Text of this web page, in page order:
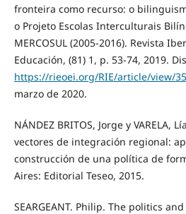
fronteira como recurso: o
o Projeto Escolas Interculturais
MERCOSUL (2005-2016). Revista
Educación, (81) 1, p. 53-74, 2019.
https://rieoei.org/RIE/article/view/
marzo de 2020.
NÁNDEZ BRITOS, Jorge y VARELA,
vectores de integración regional:
construcción de una política de
Aires: Editorial Teseo, 2015.
SEARGEANT. Philip. The politics